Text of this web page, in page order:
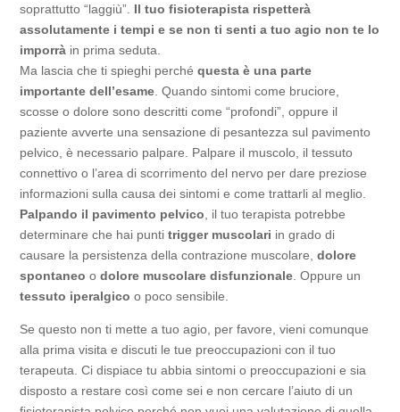
soprattutto “laggiù”. Il tuo fisioterapista rispetterà
assolutamente i tempi e se non ti senti a tuo agio non te lo
imporrà in prima seduta.
Ma lascia che ti spieghi perchéquesta è una parte
importante dell’esame . Quando sintomi come bruciore,
scosse o dolore sono descritti come “profondi”, oppure il
paziente avverte una sensazione di pesantezza sul pavimento
pelvico, è necessario palpare. Palpare il muscolo, il tessuto
connettivo o l’area di scorrimento del nervo per dare preziose
informazioni sulla causa dei sintomi e come trattarli al meglio.
Palpando il pavimento pelvico , il tuo terapista potrebbe
determinare che hai puntitrigger muscolari in grado di
causare la persistenza della contrazione muscolare,dolore
spontaneo odolore muscolare disfunzionale . Oppure un
tessuto iperalgico o poco sensibile.
Se questo non ti mette a tuo agio, per favore, vieni comunque
alla prima visita e discuti le tue preoccupazioni con il tuo
terapeuta. Ci dispiace tu abbia sintomi o preoccupazioni e sia
disposto a restare così come sei e non cercare l’aiuto di un